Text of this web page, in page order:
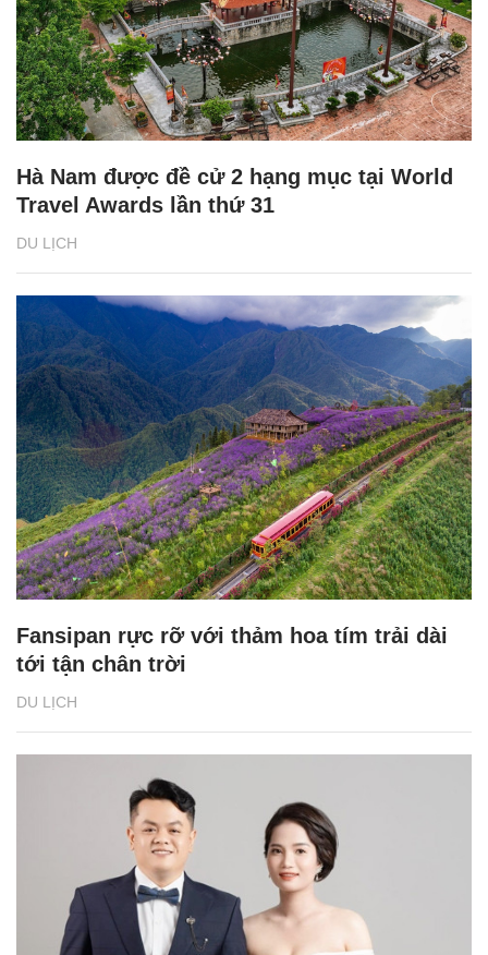
DU LỊCH
Hà Nam được đề cử 2 hạng mục tại World
Travel Awards lần thứ 31
DU LỊCH
Fansipan rực rỡ với thảm hoa tím trải dài
tới tận chân trời